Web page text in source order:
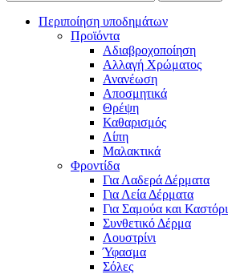
Περιποίηση υποδημάτων
Προϊόντα
Αδιαβροχοποίηση
Αλλαγή Χρώματος
Ανανέωση
Αποσμητικά
Θρέψη
Καθαρισμός
Λίπη
Μαλακτικά
Φροντίδα
Για Λαδερά Δέρματα
Για Λεία Δέρματα
Για Σαμούα και Καστόρι
Συνθετικό Δέρμα
Λουστρίνι
Ύφασμα
Σόλες